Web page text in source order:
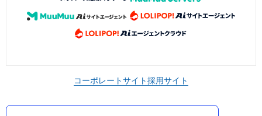
コーポレートサイト採用サイト